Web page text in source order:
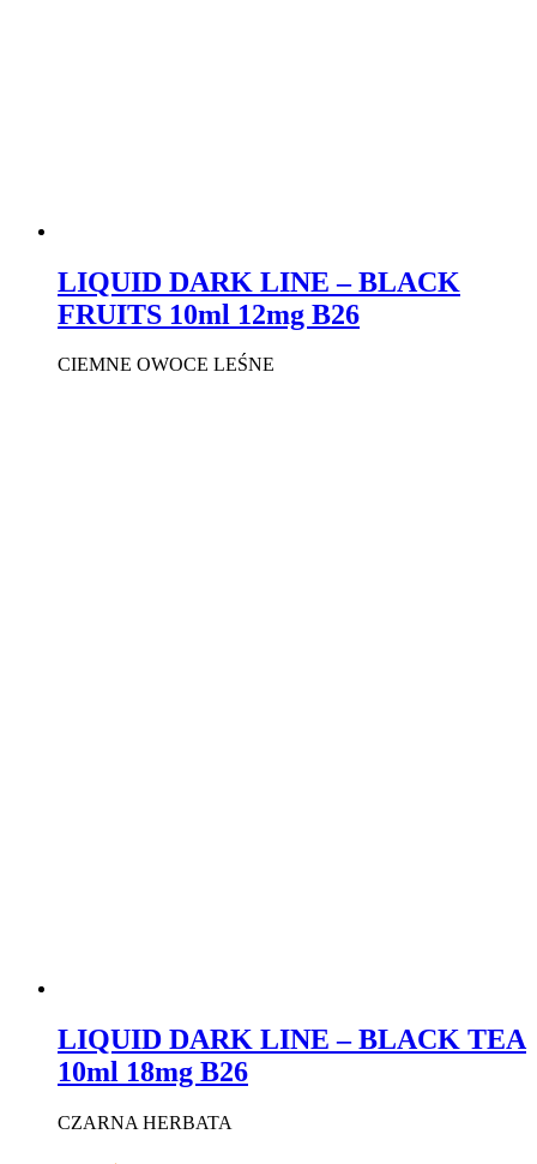
LIQUID DARK LINE – BLACK
FRUITS 10ml 12mg B26
CIEMNE OWOCE LEŚNE
LIQUID DARK LINE – BLACK TEA
10ml 18mg B26
CZARNA HERBATA